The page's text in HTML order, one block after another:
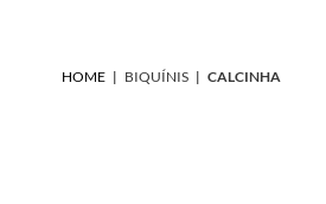
HOME | BIQUÍNIS | CALCINHA